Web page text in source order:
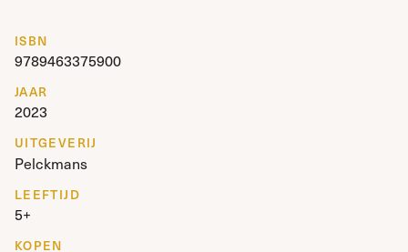
ISBN
9789463375900
JAAR
2023
UITGEVERIJ
Pelckmans
LEEFTIJD
5+
KOPEN